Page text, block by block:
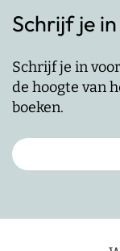
Schrijf je
Schrijf je in
de hoogte van
boeken.